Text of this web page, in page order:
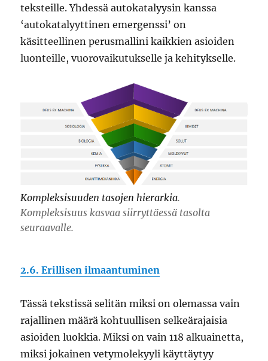
teksteille. Yhdessä autokatalyysin kanssa
‘autokatalyyttinen emergenssi’ on
käsitteellinen perusmallini kaikkien asioiden
luonteille, vuorovaikutukselle ja kehitykselle.
Kompleksisuuden tasojen hierarkia.
Kompleksisuus kasvaa siirryttäessä tasolta
seuraavalle.
2.6. Erillisen ilmaantuminen
Tässä tekstissä selitän miksi on olemassa vain
rajallinen määrä kohtuullisen selkeärajaisia
asioiden luokkia. Miksi on vain 118 alkuainetta,
miksi jokainen vetymolekyyli käyttäytyy